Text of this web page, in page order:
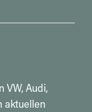
VW, Audi,
aktuellen